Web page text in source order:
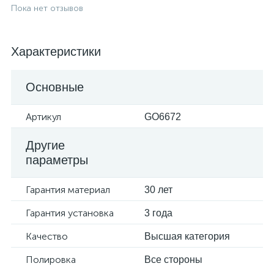
Пока нет отзывов
Характеристики
Основные
Артикул GO6672
Другие
параметры
Гарантия материал 30 лет
Гарантия установка 3 года
Качество Высшая категория
Полировка Все стороны